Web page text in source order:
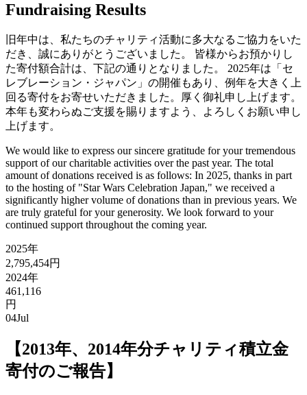
Fundraising Results
旧年中は、私たちのチャリティ活動に多大なるご協力をいた
だき、誠にありがとうございました。 皆様からお預かりし
た寄付額合計は、下記の通りとなりました。 2025年は「セ
レブレーション・ジャパン」の開催もあり、例年を大きく上
回る寄付をお寄せいただきました。厚く御礼申し上げます。
本年も変わらぬご支援を賜りますよう、よろしくお願い申し
上げます。
We would like to express our sincere gratitude for your tremendous
support of our charitable activities over the past year. The total
amount of donations received is as follows: In 2025, thanks in part
to the hosting of "Star Wars Celebration Japan," we received a
significantly higher volume of donations than in previous years. We
are truly grateful for your generosity. We look forward to your
continued support throughout the coming year.
2025年
2,795,454円
2024年
461,116
円
04Jul
【2013年、2014年分チャリティ積立金
寄付のご報告】